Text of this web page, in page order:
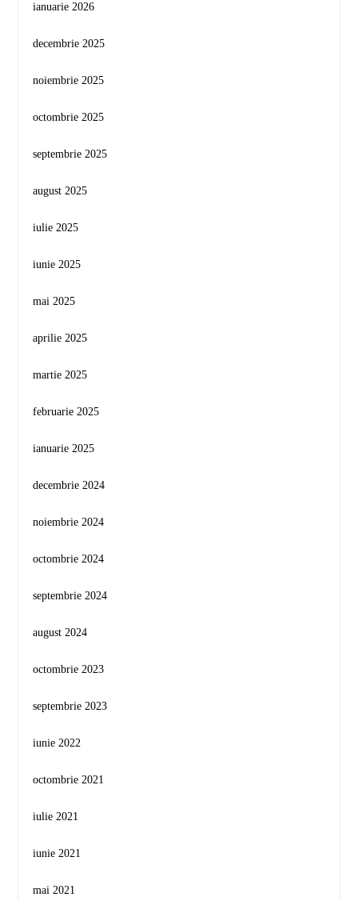
ianuarie 2026
decembrie 2025
noiembrie 2025
octombrie 2025
septembrie 2025
august 2025
iulie 2025
iunie 2025
mai 2025
aprilie 2025
martie 2025
februarie 2025
ianuarie 2025
decembrie 2024
noiembrie 2024
octombrie 2024
septembrie 2024
august 2024
octombrie 2023
septembrie 2023
iunie 2022
octombrie 2021
iulie 2021
iunie 2021
mai 2021